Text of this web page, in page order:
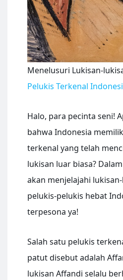
Menelusuri Lukisan-
Pelukis Terkenal
Halo, para pecinta seni!
bahwa Indonesia
terkenal yang telah
lukisan luar biasa?
akan menjelajahi
pelukis-pelukis hebat
terpesona ya!
Salah satu pelukis
patut disebut adalah
lukisan Affandi selalu